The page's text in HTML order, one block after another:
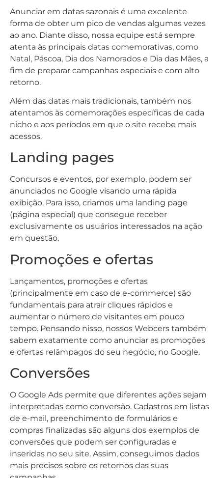
Anunciar em datas sazonais é uma excelente
forma de obter um pico de vendas algumas vezes
ao ano. Diante disso, nossa equipe está sempre
atenta às principais datas comemorativas, como
Natal, Páscoa, Dia dos Namorados e Dia das Mães, a
fim de preparar campanhas especiais e com alto
retorno.
Além das datas mais tradicionais, também nos
atentamos às comemorações específicas de cada
nicho e aos períodos em que o site recebe mais
acessos.
Landing pages
Concursos e eventos, por exemplo, podem ser
anunciados no Google visando uma rápida
exibição. Para isso, criamos uma landing page
(página especial) que consegue receber
exclusivamente os usuários interessados na ação
em questão.
Promoções e ofertas
Lançamentos, promoções e ofertas
(principalmente em caso de e-commerce) são
fundamentais para atrair cliques rápidos e
aumentar o número de visitantes em pouco
tempo. Pensando nisso, nossos Webcers também
sabem exatamente como anunciar as promoções
e ofertas relâmpagos do seu negócio, no Google.
Conversões
O Google Ads permite que diferentes ações sejam
interpretadas como conversão. Cadastros em listas
de e-mail, preenchimento de formulários e
compras finalizadas são alguns dos exemplos de
conversões que podem ser configuradas e
inseridas no seu site. Assim, conseguimos dados
mais precisos sobre os retornos das suas